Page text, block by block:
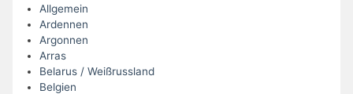
Allgemein
Ardennen
Argonnen
Arras
Belarus / Weißrussland
Belgien